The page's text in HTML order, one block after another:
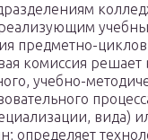
предметно-
комиссия решает
учебно-
вида)
определяет